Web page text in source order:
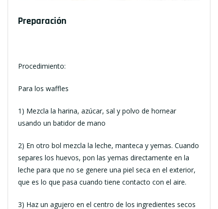
Preparación
Procedimiento:
Para los waffles
1) Mezcla la harina, azúcar, sal y polvo de hornear
usando un batidor de mano
2) En otro bol mezcla la leche, manteca y yemas. Cuando
separes los huevos, pon las yemas directamente en la
leche para que no se genere una piel seca en el exterior,
que es lo que pasa cuando tiene contacto con el aire.
3) Haz un agujero en el centro de los ingredientes secos